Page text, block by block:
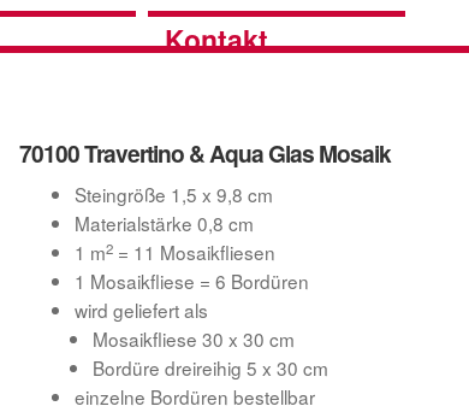
Kontakt
70100 Travertino & Aqua Glas Mosaik
Steingröße 1,5 x 9,8 cm
Materialstärke 0,8 cm
1 m2 = 11 Mosaikfliesen
1 Mosaikfliese = 6 Bordüren
wird geliefert als
Mosaikfliese 30 x 30 cm
Bordüre dreireihig 5 x 30 cm
einzelne Bordüren bestellbar